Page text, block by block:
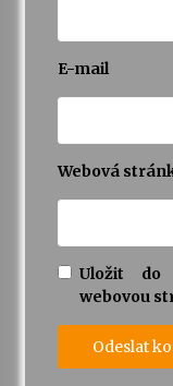
E-mail
Webová
Uložit do
webovou